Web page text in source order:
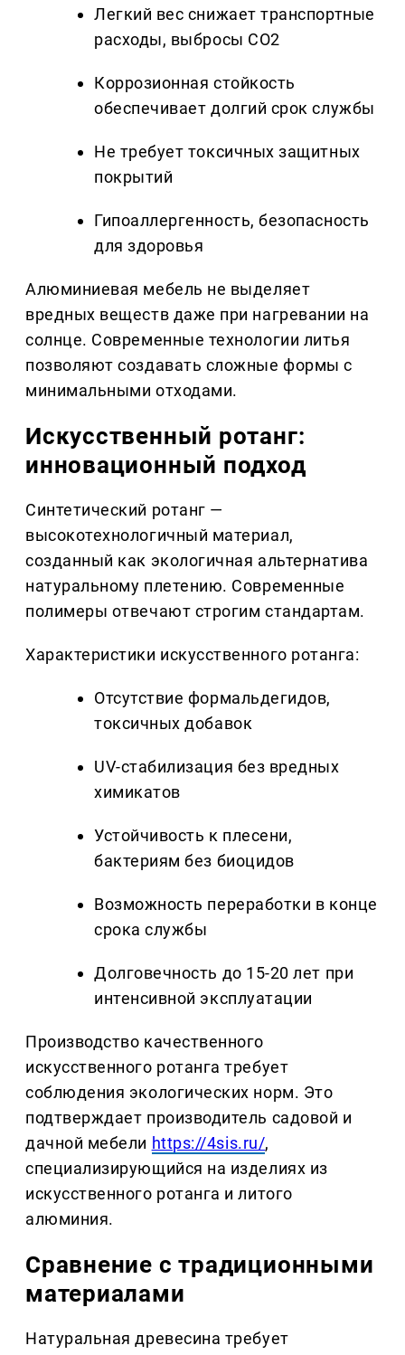
Легкий вес снижает транспортные
расходы, выбросы CO2
Коррозионная стойкость
обеспечивает долгий срок службы
Не требует токсичных защитных
покрытий
Гипоаллергенность, безопасность
для здоровья
Алюминиевая мебель не выделяет
вредных веществ даже при нагревании на
солнце. Современные технологии литья
позволяют создавать сложные формы с
минимальными отходами.
Искусственный ротанг:
инновационный подход
Синтетический ротанг —
высокотехнологичный материал,
созданный как экологичная альтернатива
натуральному плетению. Современные
полимеры отвечают строгим стандартам.
Характеристики искусственного ротанга:
Отсутствие формальдегидов,
токсичных добавок
UV-стабилизация без вредных
химикатов
Устойчивость к плесени,
бактериям без биоцидов
Возможность переработки в конце
срока службы
Долговечность до 15-20 лет при
интенсивной эксплуатации
Производство качественного
искусственного ротанга требует
соблюдения экологических норм. Это
подтверждает производитель садовой и
дачной мебели https://4sis.ru/,
специализирующийся на изделиях из
искусственного ротанга и литого
алюминия.
Сравнение с традиционными
материалами
Натуральная древесина требует